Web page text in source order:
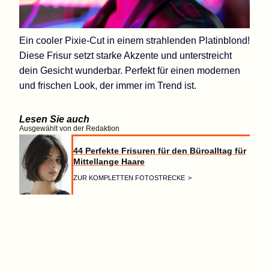
Ein cooler Pixie-Cut in einem strahlenden Platinblond!
Diese Frisur setzt starke Akzente und unterstreicht
dein Gesicht wunderbar. Perfekt für einen modernen
und frischen Look, der immer im Trend ist.
Lesen Sie auch
Ausgewählt von der Redaktion
44 Perfekte Frisuren für den Büroalltag für
Mittellange Haare
ZUR KOMPLETTEN FOTOSTRECKE